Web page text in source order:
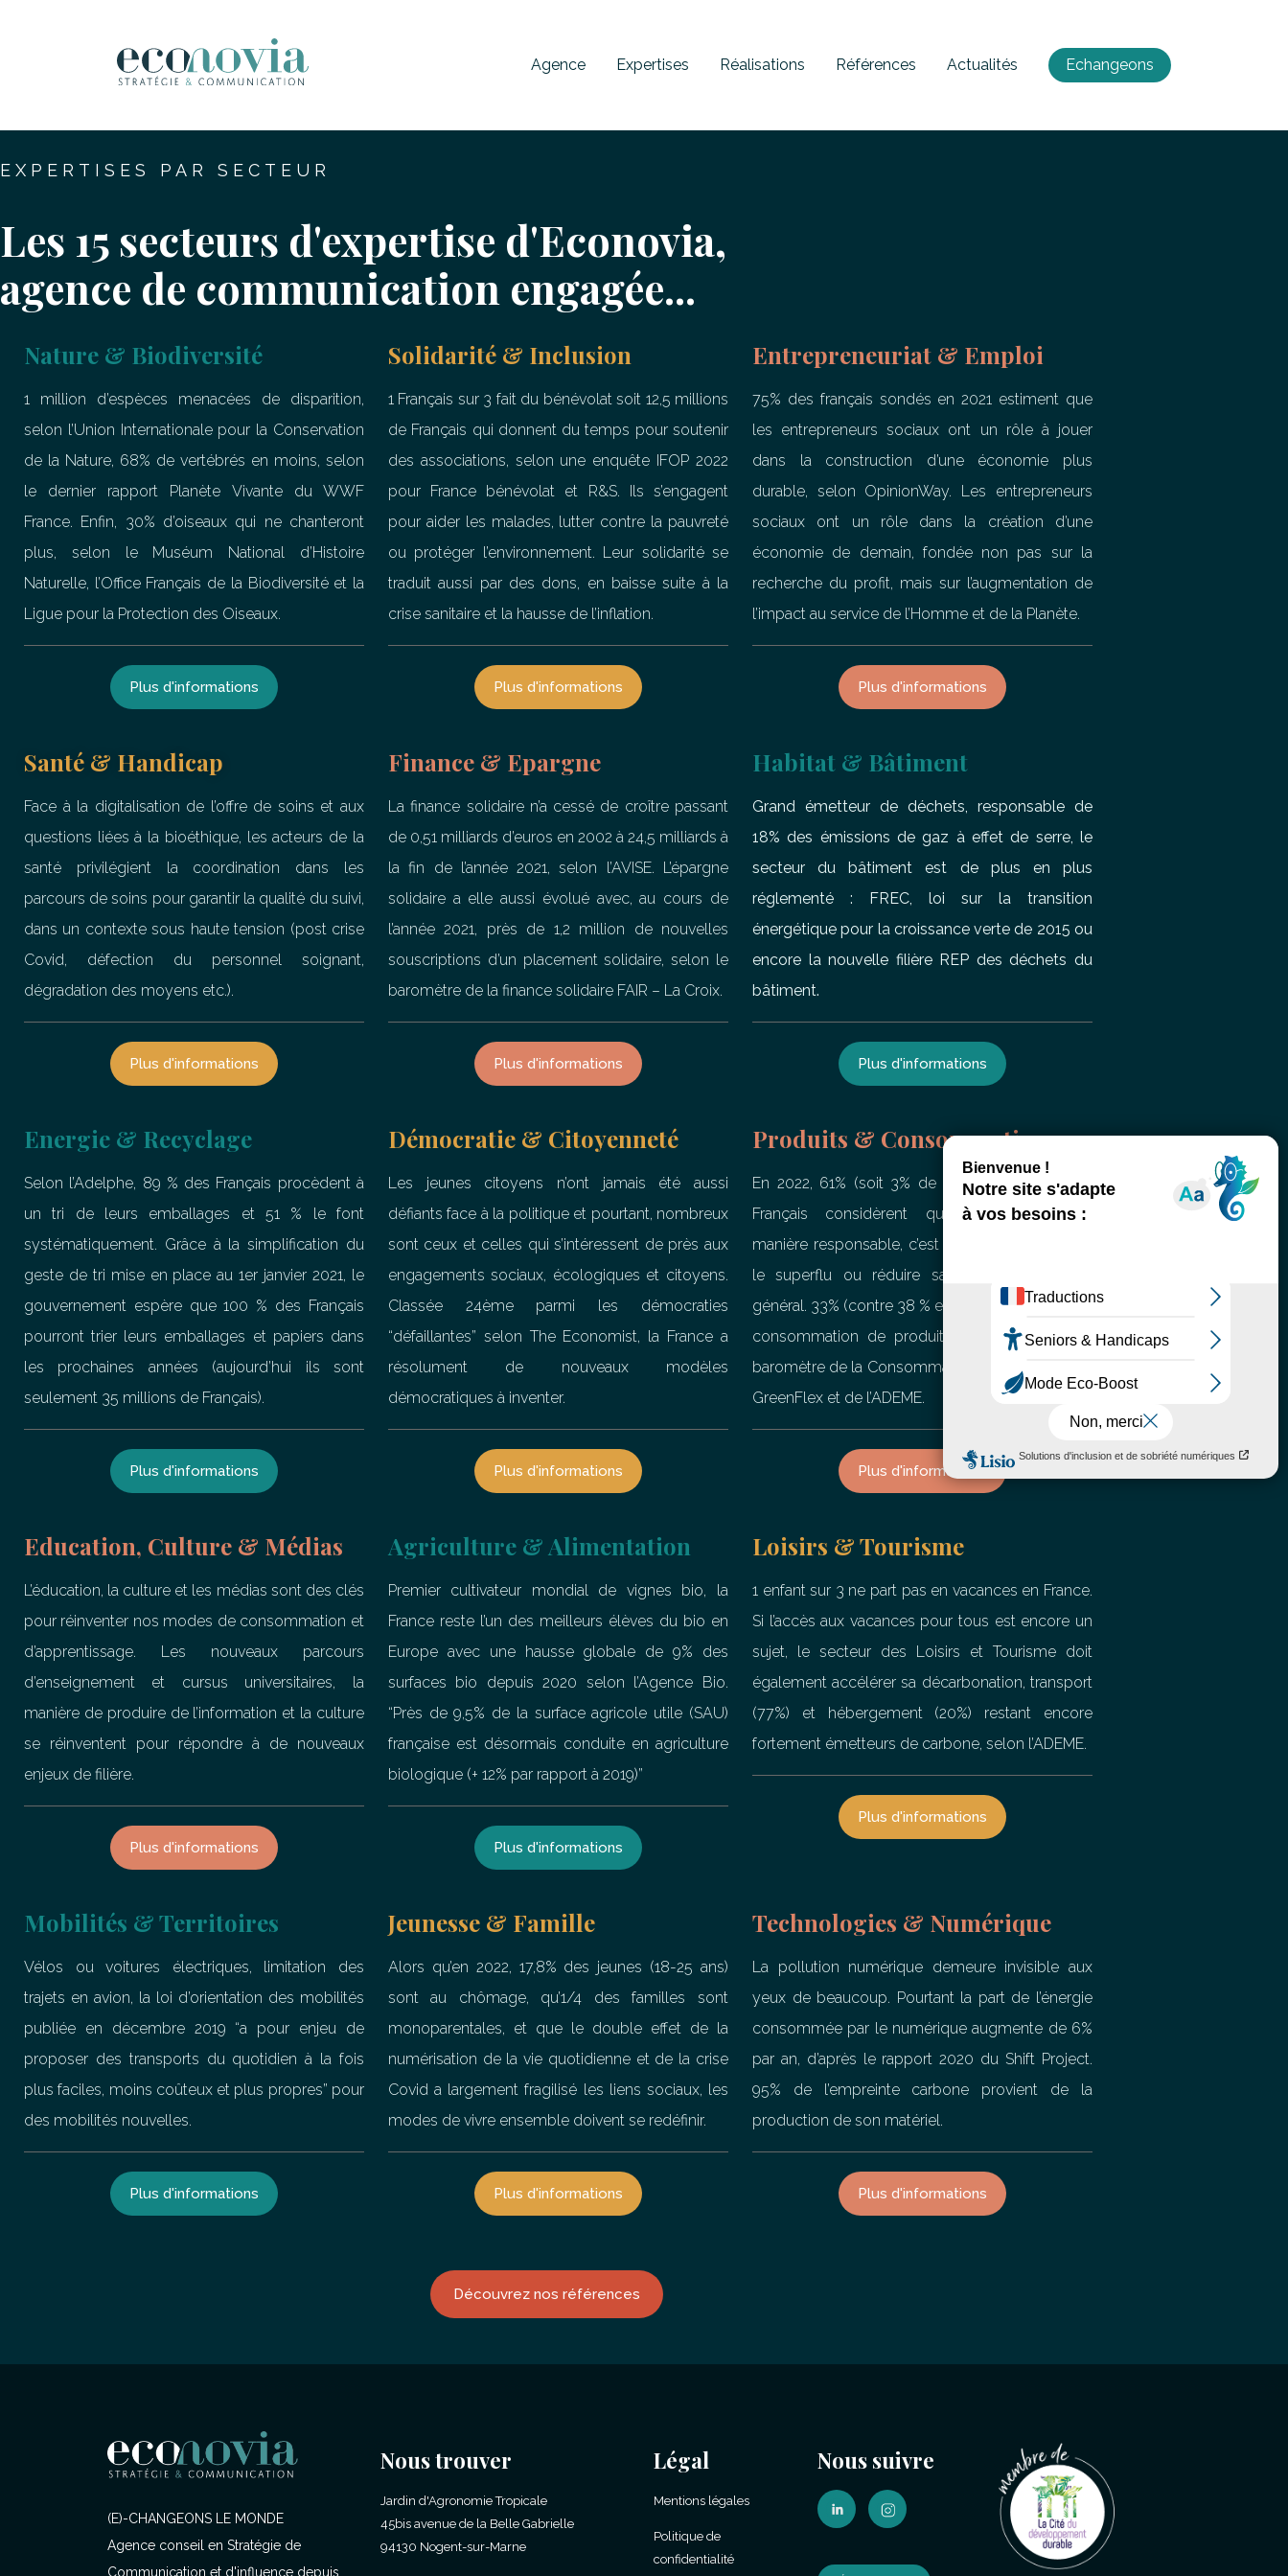
Agence Expertises Réalisations Références Actualités Echangeons
EXPERTISES PAR SECTEUR
Les 15 secteurs d'expertise d'Econovia,
agence de communication engagée...
Nature & Biodiversité
1 million d’espèces menacées de disparition,
selon l’Union Internationale pour la Conservation
de la Nature, 68% de vertébrés en moins, selon
le dernier rapport Planète Vivante du WWF
France. Enfin, 30% d’oiseaux qui ne chanteront
plus, selon le Muséum National d’Histoire
Naturelle, l’Office Français de la Biodiversité et la
Ligue pour la Protection des Oiseaux.
Plus d'informations
Solidarité & Inclusion
1 Français sur 3 fait du bénévolat soit 12,5 millions
de Français qui donnent du temps pour soutenir
des associations, selon une enquête IFOP 2022
pour France bénévolat et R&S. Ils s’engagent
pour aider les malades, lutter contre la pauvreté
ou protéger l’environnement. Leur solidarité se
traduit aussi par des dons, en baisse suite à la
crise sanitaire et la hausse de l’inflation.
Plus d'informations
Entrepreneuriat & Emploi
75% des français sondés en 2021 estiment que
les entrepreneurs sociaux ont un rôle à jouer
dans la construction d’une économie plus
durable, selon OpinionWay. Les entrepreneurs
sociaux ont un rôle dans la création d’une
économie de demain, fondée non pas sur la
recherche du profit, mais sur l’augmentation de
l’impact au service de l’Homme et de la Planète.
Plus d'informations
Santé & Handicap
Face à la digitalisation de l’offre de soins et aux
questions liées à la bioéthique, les acteurs de la
santé privilégient la coordination dans les
parcours de soins pour garantir la qualité du suivi,
dans un contexte sous haute tension (post crise
Covid, défection du personnel soignant,
dégradation des moyens etc.).
Plus d'informations
Finance & Epargne
La finance solidaire n’a cessé de croître passant
de 0,51 milliards d’euros en 2002 à 24,5 milliards à
la fin de l’année 2021, selon l’AVISE. L’épargne
solidaire a elle aussi évolué avec, au cours de
l’année 2021, près de 1,2 million de nouvelles
souscriptions d’un placement solidaire, selon le
baromètre de la finance solidaire FAIR – La Croix.
Plus d'informations
Habitat & Bâtiment
Grand émetteur de déchets, responsable de
18% des émissions de gaz à effet de serre, le
secteur du bâtiment est de plus en plus
réglementé : FREC, loi sur la transition
énergétique pour la croissance verte de 2015 ou
encore la nouvelle filière REP des déchets du
bâtiment.
Plus d'informations
Energie & Recyclage
Selon l’Adelphe, 89 % des Français procèdent à
un tri de leurs emballages et 51 % le font
systématiquement. Grâce à la simplification du
geste de tri mise en place au 1er janvier 2021, le
gouvernement espère que 100 % des Français
pourront trier leurs emballages et papiers dans
les prochaines années (aujourd’hui ils sont
seulement 35 millions de Français).
Plus d'informations
Démocratie & Citoyenneté
Les jeunes citoyens n’ont jamais été aussi
défiants face à la politique et pourtant, nombreux
sont ceux et celles qui s’intéressent de près aux
engagements sociaux, écologiques et citoyens.
Classée 24ème parmi les démocraties
“défaillantes” selon The Economist, la France a
résolument de nouveaux modèles
démocratiques à inventer.
Plus d'informations
Produits & Consommation
En 2022, 61% (soit 3% de plus qu’en 2019) des
Français considèrent que consommer de
manière responsable, c’est avant tout supprimer
le superflu ou réduire sa consommation en
général. 33% (contre 38 % en 2019) l’associent à la
consommation de produits durables, selon le
baromètre de la Consommation Responsable de
GreenFlex et de l’ADEME.
Plus d'informations
Education, Culture & Médias
L’éducation, la culture et les médias sont des clés
pour réinventer nos modes de consommation et
d’apprentissage. Les nouveaux parcours
d’enseignement et cursus universitaires, la
manière de produire de l’information et la culture
se réinventent pour répondre à de nouveaux
enjeux de filière.
Plus d'informations
Agriculture & Alimentation
Premier cultivateur mondial de vignes bio, la
France reste l’un des meilleurs élèves du bio en
Europe avec une hausse globale de 9% des
surfaces bio depuis 2020 selon l’Agence Bio.
“Près de 9,5% de la surface agricole utile (SAU)
française est désormais conduite en agriculture
biologique (+ 12% par rapport à 2019)”
Plus d'informations
Loisirs & Tourisme
1 enfant sur 3 ne part pas en vacances en France.
Si l’accès aux vacances pour tous est encore un
sujet, le secteur des Loisirs et Tourisme doit
également accélérer sa décarbonation, transport
(77%) et hébergement (20%) restant encore
fortement émetteurs de carbone, selon l’ADEME.
Plus d'informations
Mobilités & Territoires
Vélos ou voitures électriques, limitation des
trajets en avion, la loi d’orientation des mobilités
publiée en décembre 2019 “a pour enjeu de
proposer des transports du quotidien à la fois
plus faciles, moins coûteux et plus propres” pour
des mobilités nouvelles.
Plus d'informations
Jeunesse & Famille
Alors qu’en 2022, 17,8% des jeunes (18-25 ans)
sont au chômage, qu’1/4 des familles sont
monoparentales, et que le double effet de la
numérisation de la vie quotidienne et de la crise
Covid a largement fragilisé les liens sociaux, les
modes de vivre ensemble doivent se redéfinir.
Plus d'informations
Technologies & Numérique
La pollution numérique demeure invisible aux
yeux de beaucoup. Pourtant la part de l’énergie
consommée par le numérique augmente de 6%
par an, d’après le rapport 2020 du Shift Project.
95% de l’empreinte carbone provient de la
production de son matériel.
Plus d'informations
Découvrez nos références
(E)-CHANGEONS LE MONDE
Agence conseil en Stratégie de
Communication et d'influence depuis
Nous trouver
Jardin d'Agronomie Tropicale
45bis avenue de la Belle Gabrielle
94130 Nogent-sur-Marne
Légal
Mentions légales
Politique de
confidentialité
Nous suivre